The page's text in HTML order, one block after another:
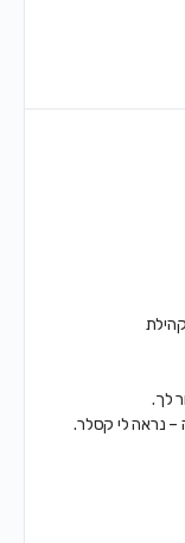
לך.
נראה לי קסלר.